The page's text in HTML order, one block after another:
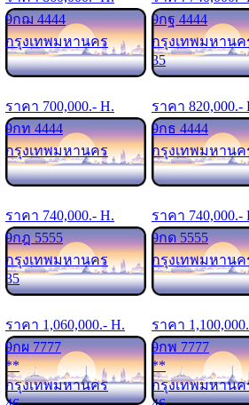
9กฌ 4444
กรุงเทพมหานคร
ราคา 700,000.- H.
9กฐ 4444
กรุงเทพมหานค
35
ราคา 820,000.-
9กท 4444
กรุงเทพมหานคร
ราคา 740,000.- H.
9กธ 4444
กรุงเทพมหานค
ราคา 740,000.-
9กฎ 5555
กรุงเทพมหานคร
35
ราคา 1,060,000.- H.
9กด 5555
กรุงเทพมหานค
ราคา 1,100,000
9กผ 7777
**
กรุงเทพมหานคร
9กพ 7777
**
กรุงเทพมหานค